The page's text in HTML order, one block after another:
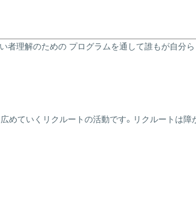
者理解のための プログラムを通して誰もが自分
を広めていくリクルートの活動です。リクルー